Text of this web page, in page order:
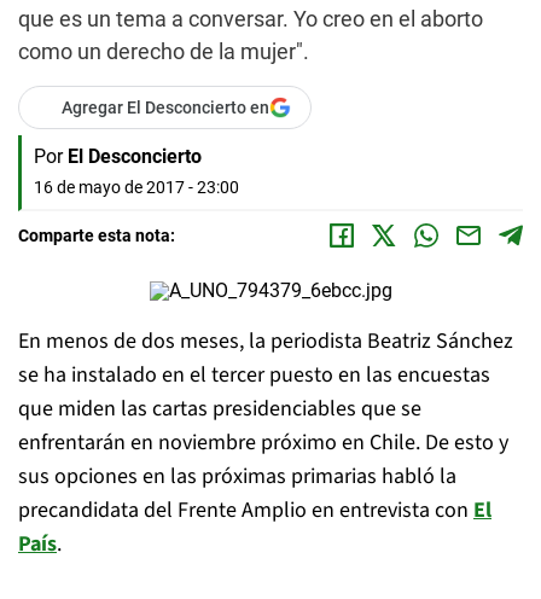
que es un tema a conversar. Yo creo en el aborto
como un derecho de la mujer".
Agregar El Desconcierto en
Por El Desconcierto
16 de mayo de 2017 - 23:00
Comparte esta nota:
En menos de dos meses, la periodista Beatriz Sánchez
se ha instalado en el tercer puesto en las encuestas
que miden las cartas presidenciables que se
enfrentarán en noviembre próximo en Chile. De esto y
sus opciones en las próximas primarias habló la
precandidata del Frente Amplio en entrevista con El
País.